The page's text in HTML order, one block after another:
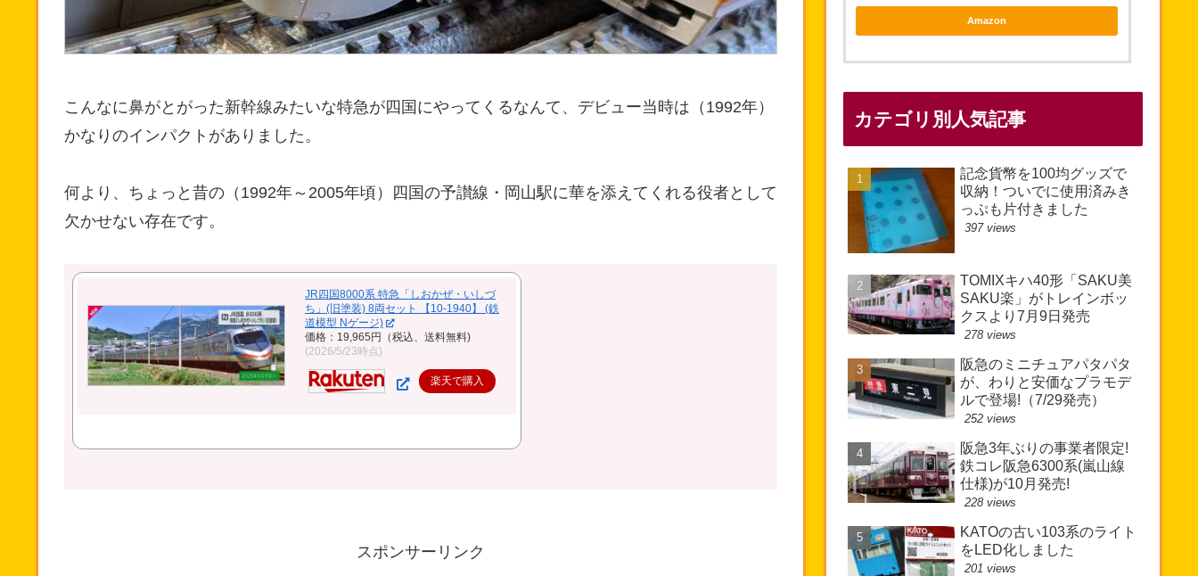
こんなに鼻がとがった新幹線みたいな特急が四国にやってくるなんて、デビュー当時は（1992年）
かなりのインパクトがありました。
何より、ちょっと昔の（1992年～2005年頃）四国の予讃線・岡山駅に華を添えてくれる役者として
欠かせない存在です。
JR四国8000系 特急「しおかぜ・いしづ
ち」(旧塗装) 8両セット 【10-1940】 (鉄
道模型 Nゲージ)
価格：19,965円（税込、送料無料)
(2026/5/23時点)
楽天で購入
スポンサーリンク
Amazon
カテゴリ別人気記事
記念貨幣を100均グッズで
収納！ついでに使用済みき
っぷも片付きました
397 views
TOMIXキハ40形「SAKU美
SAKU楽」がトレインボッ
クスより7月9日発売
278 views
阪急のミニチュアパタパタ
が、わりと安価なプラモデ
ルで登場!（7/29発売）
252 views
阪急3年ぶりの事業者限定!
鉄コレ阪急6300系(嵐山線
仕様)が10月発売!
228 views
KATOの古い103系のライト
をLED化しました
201 views